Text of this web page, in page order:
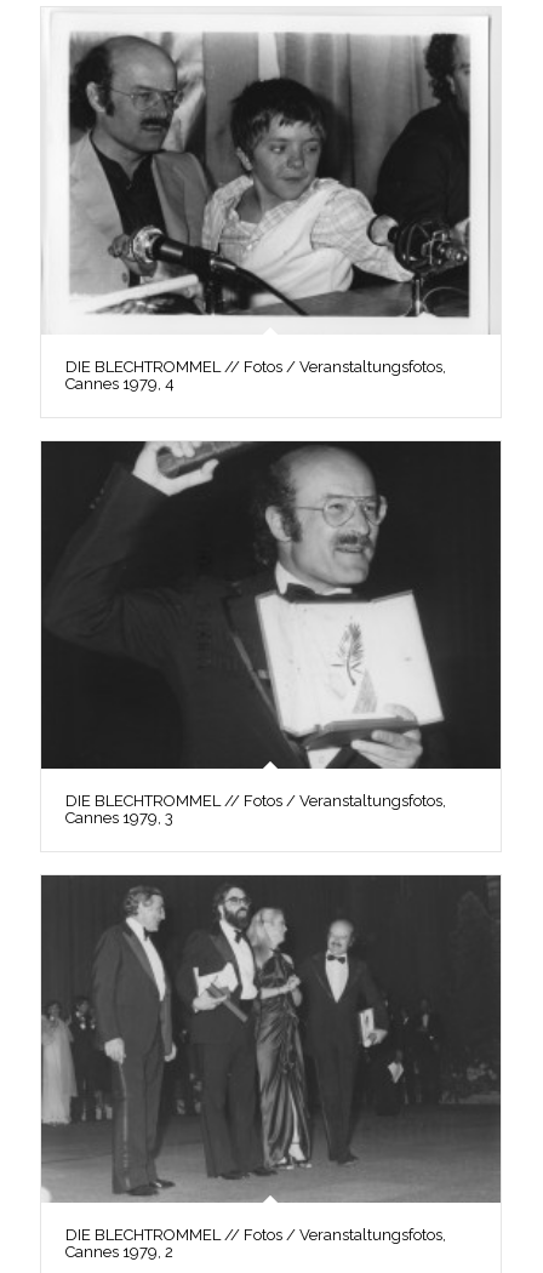
DIE BLECHTROMMEL // Fotos / Veranstaltungsfotos,
Cannes 1979, 4
DIE BLECHTROMMEL // Fotos / Veranstaltungsfotos,
Cannes 1979, 3
DIE BLECHTROMMEL // Fotos / Veranstaltungsfotos,
Cannes 1979, 2